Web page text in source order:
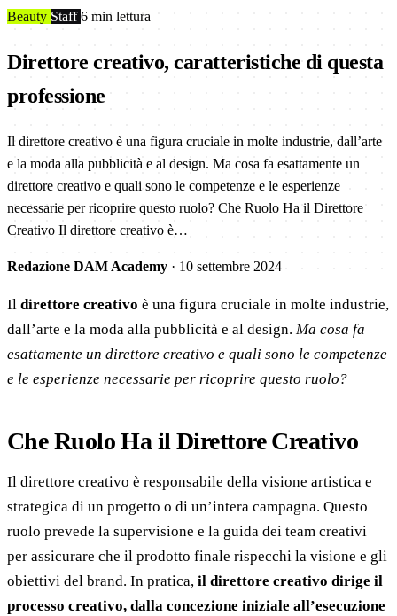
Beauty Staff6 min lettura
Direttore creativo, caratteristiche di questa
professione
Il direttore creativo è una figura cruciale in molte industrie, dall’arte
e la moda alla pubblicità e al design. Ma cosa fa esattamente un
direttore creativo e quali sono le competenze e le esperienze
necessarie per ricoprire questo ruolo? Che Ruolo Ha il Direttore
Creativo Il direttore creativo è…
Redazione DAM Academy · 10 settembre 2024
Il direttore creativo è una figura cruciale in molte industrie,
dall’arte e la moda alla pubblicità e al design. Ma cosa fa
esattamente un direttore creativo e quali sono le competenze
e le esperienze necessarie per ricoprire questo ruolo?
Che Ruolo Ha il Direttore Creativo
Il direttore creativo è responsabile della visione artistica e
strategica di un progetto o di un’intera campagna. Questo
ruolo prevede la supervisione e la guida dei team creativi
per assicurare che il prodotto finale rispecchi la visione e gli
obiettivi del brand. In pratica, il direttore creativo dirige il
processo creativo, dalla concezione iniziale all’esecuzione